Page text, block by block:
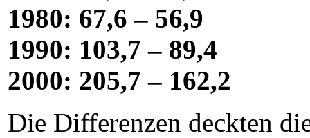
1980: 67,6 – 56,9
1990: 103,7 – 89,4
2000: 205,7 – 162,2
Die Differenzen deckten